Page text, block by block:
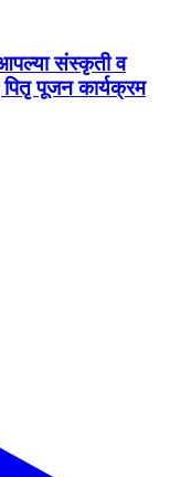
संस्कृती व
पितृ पूजन कार्यक्रम